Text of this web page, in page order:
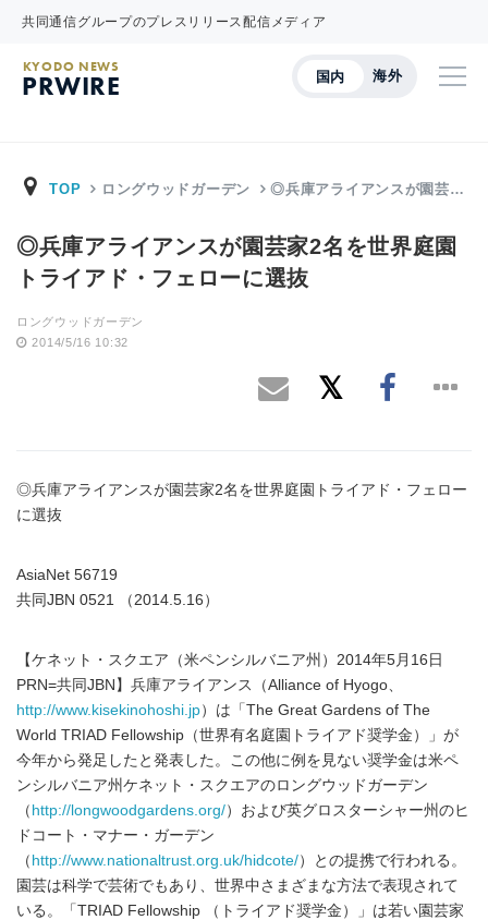
共同通信グループのプレスリリース配信メディア
国内 海外
KYODO NEWS
PRWIRE
TOP ロングウッドガーデン ◎兵庫アライアンスが園芸…
◎兵庫アライアンスが園芸家2名を世界庭園
トライアド・フェローに選抜
ロングウッドガーデン
2014/5/16 10:32
◎兵庫アライアンスが園芸家2名を世界庭園トライアド・フェロー
に選抜
AsiaNet 56719
共同JBN 0521 （2014.5.16）
【ケネット・スクエア（米ペンシルバニア州）2014年5月16日
PRN=共同JBN】兵庫アライアンス（Alliance of Hyogo、
http://www.kisekinohoshi.jp）は「The Great Gardens of The
World TRIAD Fellowship（世界有名庭園トライアド奨学金）」が
今年から発足したと発表した。この他に例を見ない奨学金は米ペ
ンシルバニア州ケネット・スクエアのロングウッドガーデン
（ http://longwoodgardens.org/）および英グロスターシャー州のヒ
ドコート・マナー・ガーデン
（ http://www.nationaltrust.org.uk/hidcote/）との提携で行われる。
園芸は科学で芸術でもあり、世界中さまざまな方法で表現されて
いる。「TRIAD Fellowship （トライアド奨学金）」は若い園芸家